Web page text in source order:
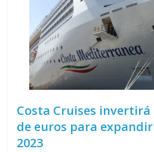
Costa Cruises invertirá
de euros para
2023